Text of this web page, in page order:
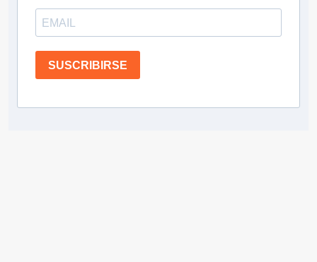
SUSCRIBIRSE